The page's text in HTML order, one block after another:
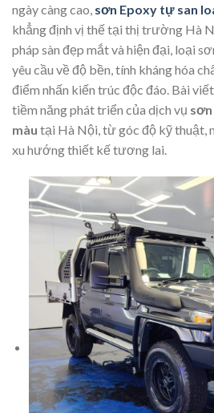
ngày càng cao, sơn Epoxy tự san
khẳng định vị thế tại thị trường Hà
pháp sàn đẹp mắt và hiện đại, loại
yêu cầu về độ bền, tính kháng hóa
điểm nhấn kiến trúc độc đáo. Bài
tiềm năng phát triển của dịch vụ
màu tại Hà Nội, từ góc độ kỹ thuật,
xu hướng thiết kế tương lai.